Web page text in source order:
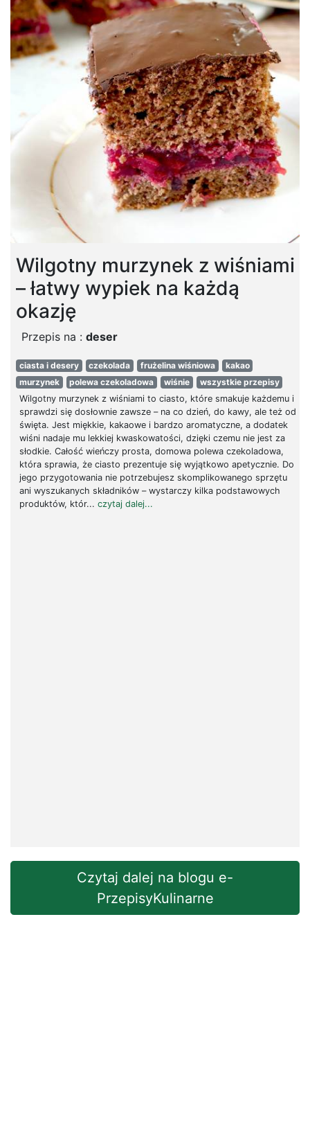
Wilgotny murzynek z wiśniami
– łatwy wypiek na każdą
okazję
Przepis na : deser
ciasta i desery czekolada frużelina wiśniowa
kakao
murzynek
polewa czekoladowa wiśnie
wszystkie przepisy
Wilgotny murzynek z wiśniami to ciasto, które smakuje każdemu i
sprawdzi się dosłownie zawsze – na co dzień, do kawy, ale też od
święta. Jest miękkie, kakaowe i bardzo aromatyczne, a dodatek
wiśni nadaje mu lekkiej kwaskowatości, dzięki czemu nie jest za
słodkie. Całość wieńczy prosta, domowa polewa czekoladowa,
która sprawia, że ciasto prezentuje się wyjątkowo apetycznie. Do
jego przygotowania nie potrzebujesz skomplikowanego sprzętu
ani wyszukanych składników – wystarczy kilka podstawowych
produktów, któr... czytaj dalej...
Czytaj dalej na blogu e-
PrzepisyKulinarne